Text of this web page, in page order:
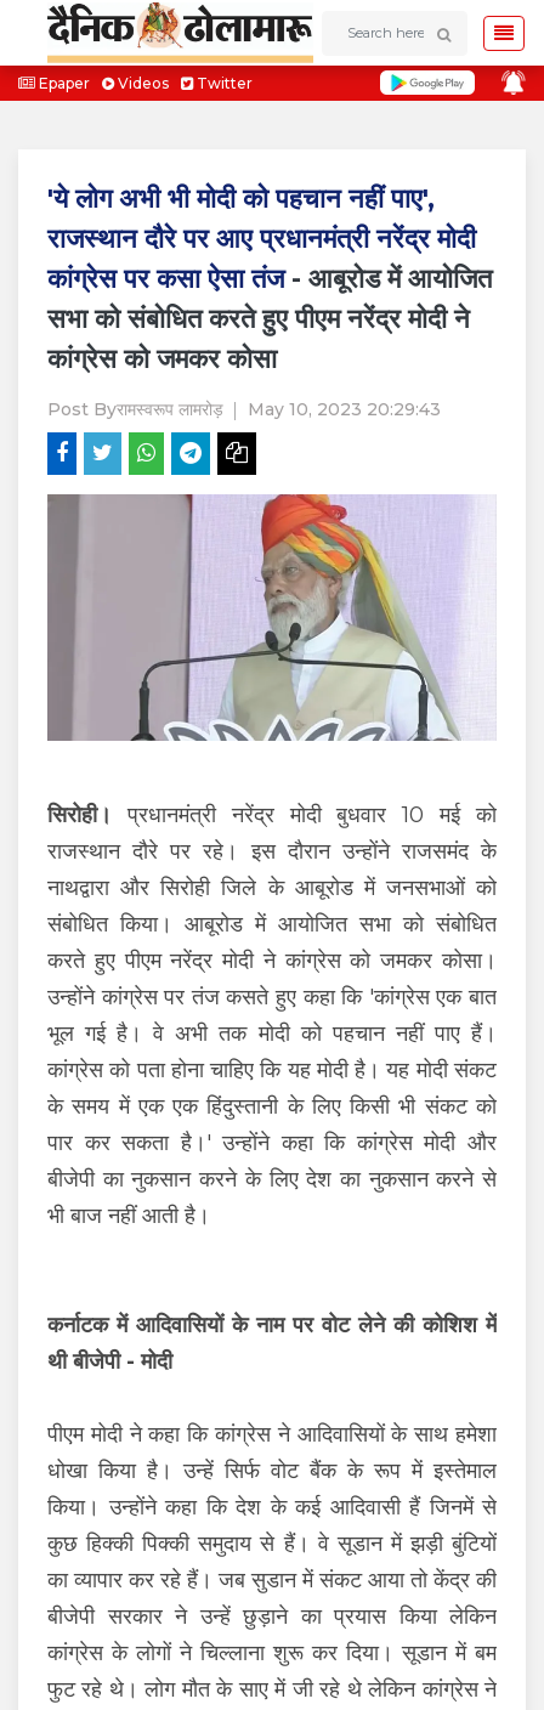
Epaper Videos Twitter
'ये लोग अभी भी मोदी को पहचान नहीं पाए',
राजस्थान दौरे पर आए प्रधानमंत्री नरेंद्र मोदी
कांग्रेस पर कसा ऐसा तंज- आबूरोड में आयोजित
सभा को संबोधित करते हुए पीएम नरेंद्र मोदी ने
कांग्रेस को जमकर कोसा
Post Byरामस्वरूप लामरोड़ May 10, 2023 20:29:43
सिरोही।
प्रधानमंत्री नरेंद्र मोदी बुधवार 10 मई को
राजस्थान दौरे पर रहे। इस दौरान उन्होंने राजसमंद के
नाथद्वारा और सिरोही जिले के आबूरोड में जनसभाओं को
संबोधित किया। आबूरोड में आयोजित सभा को संबोधित
करते हुए पीएम नरेंद्र मोदी ने कांग्रेस को जमकर कोसा।
उन्होंने कांग्रेस पर तंज कसते हुए कहा कि 'कांग्रेस एक बात
भूल गई है। वे अभी तक मोदी को पहचान नहीं पाए हैं।
कांग्रेस को पता होना चाहिए कि यह मोदी है। यह मोदी संकट
के समय में एक एक हिंदुस्तानी के लिए किसी भी संकट को
पार कर सकता है।' उन्होंने कहा कि कांग्रेस मोदी और
बीजेपी का नुकसान करने के लिए देश का नुकसान करने से
भी बाज नहीं आती है।
कर्नाटक में आदिवासियों के नाम पर वोट लेने की कोशिश में
थी बीजेपी - मोदी
पीएम मोदी ने कहा कि कांग्रेस ने आदिवासियों के साथ हमेशा
धोखा किया है। उन्हें सिर्फ वोट बैंक के रूप में इस्तेमाल
किया। उन्होंने कहा कि देश के कई आदिवासी हैं जिनमें से
कुछ हिक्की पिक्की समुदाय से हैं। वे सूडान में झड़ी बुंटियों
का व्यापार कर रहे हैं। जब सुडान में संकट आया तो केंद्र की
बीजेपी सरकार ने उन्हें छुड़ाने का प्रयास किया लेकिन
कांग्रेस के लोगों ने चिल्लाना शुरू कर दिया। सूडान में बम
फुट रहे थे। लोग मौत के साए में जी रहे थे लेकिन कांग्रेस ने